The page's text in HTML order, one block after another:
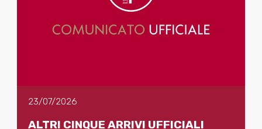
23/07/2026
ALTRI CINQUE ARRIVI UFFICIALI